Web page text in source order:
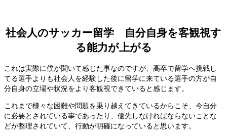
社会人のサッカー留学 自分自身を客観視す
る能力が上がる
これは実際に僕が聞いて感じた事なのですが、高卒で留学へ挑戦し
てる選手よりも社会人を経験した後に留学に来ている選手の方が自
分自身の立場や状況をより客観視できていると感じます。
これまで様々な困難や問題を乗り越えてきているからこそ、今自分
に必要とされている事であったり、優先しなければならないことな
どが整理されていて、行動が明確になっていると思います。